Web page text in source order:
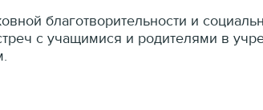
благотворительности и
с учащимися и родителями в